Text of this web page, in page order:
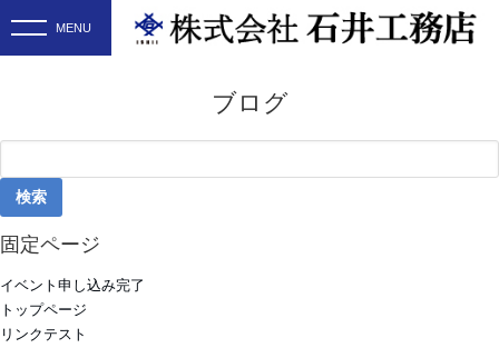
ブログ
索:
固定ページ
イベント申し込み完了
トップページ
リンクテスト